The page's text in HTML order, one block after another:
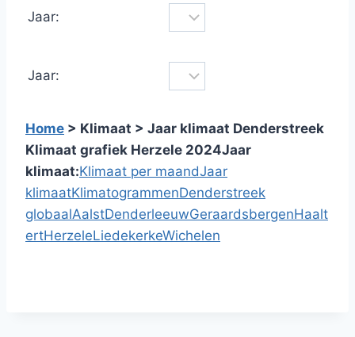
Jaar:
Jaar:
Home > Klimaat > Jaar klimaat Denderstreek
Klimaat grafiek Herzele 2024Jaar
klimaat:Klimaat per maandJaar
klimaatKlimatogrammenDenderstreek
globaalAalstDenderleeuwGeraardsbergenHaalt
ertHerzeleLiedekerkeWichelen